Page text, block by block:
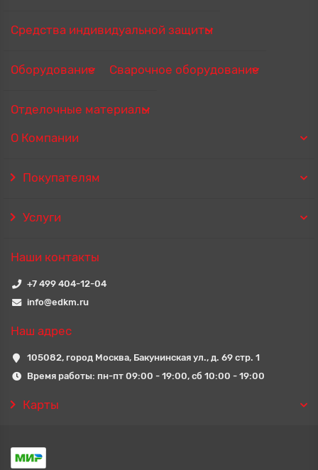
Средства индивидуальной защиты
Оборудование Сварочное оборудование
Отделочные материалы
О Компании
Покупателям
Услуги
Наши контакты
+7 499 404-12-04
info@edkm.ru
Наш адрес
105082, город Москва, Бакунинская ул., д. 69 стр. 1
Время работы: пн-пт 09:00 - 19:00, сб 10:00 - 19:00
Карты